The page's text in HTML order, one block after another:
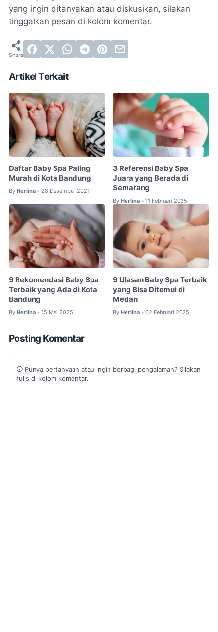
yang ingin ditanyakan atau diskusikan, silakan
tinggalkan pesan di kolom komentar.
Artikel Terkait
Daftar Baby Spa Paling
Murah di Kota Bandung
By Herlina • 28 Desember 2021
3 Referensi Baby Spa
Juara yang Berada di
Semarang
By Herlina • 11 Februari 2025
9 Rekomendasi Baby Spa
Terbaik yang Ada di Kota
Bandung
By Herlina • 15 Mei 2025
9 Ulasan Baby Spa Terbaik
yang Bisa Ditemui di
Medan
By Herlina • 02 Februari 2025
Posting Komentar
Punya pertanyaan atau ingin berbagi pengalaman? Silakan
tulis di kolom komentar.